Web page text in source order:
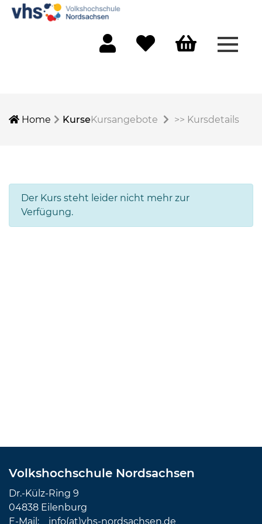
Home KurseKursangebote >> Kursdetails
Der Kurs steht leider nicht mehr zur
Verfügung.
Volkshochschule Nordsachsen
Dr.-Külz-Ring 9
04838 Eilenburg
E-Mail: info(at)vhs-nordsachsen.de